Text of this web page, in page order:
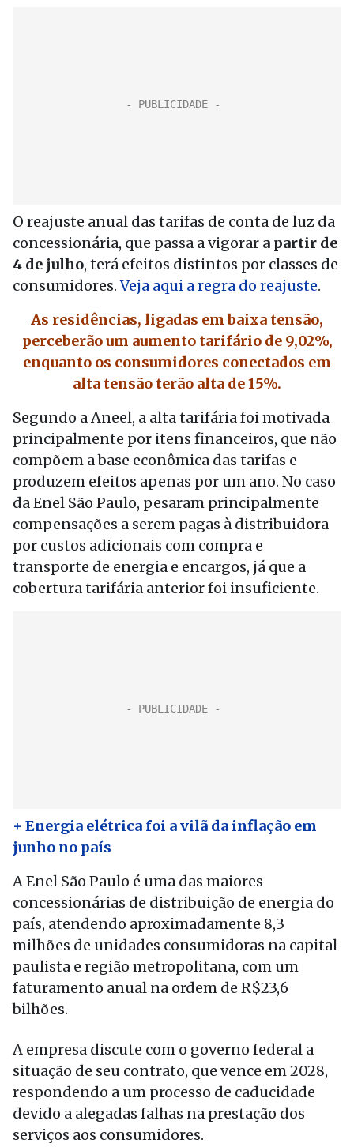
O reajuste anual das tarifas de conta de luz da
concessionária, que passa a vigorar a partir de
4 de julho, terá efeitos distintos por classes de
consumidores.Veja aqui a regra do reajuste.
As residências, ligadas em baixa tensão,
perceberão um aumento tarifário de 9,02%,
enquanto os consumidores conectados em
alta tensão terão alta de 15%.
Segundo a Aneel, a alta tarifária foi motivada
principalmente por itens financeiros, que não
compõem a base econômica das tarifas e
produzem efeitos apenas por um ano. No caso
da Enel São Paulo, pesaram principalmente
compensações a serem pagas à distribuidora
por custos adicionais com compra e
transporte de energia e encargos, já que a
cobertura tarifária anterior foi insuficiente.
+ Energia elétrica foi a vilã da inflação em
junho no país
A Enel São Paulo é uma das maiores
concessionárias de distribuição de energia do
país, atendendo aproximadamente 8,3
milhões de unidades consumidoras na capital
paulista e região metropolitana, com um
faturamento anual na ordem de R$23,6
bilhões.
A empresa discute com o governo federal a
situação de seu contrato, que vence em 2028,
respondendo a um processo de caducidade
devido a alegadas falhas na prestação dos
serviços aos consumidores.